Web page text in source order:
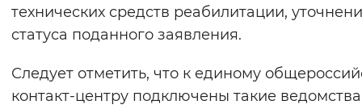
технических средств реабилитации,
статуса поданного заявления.
Следует отметить, что к единому
контакт-центру подключены такие